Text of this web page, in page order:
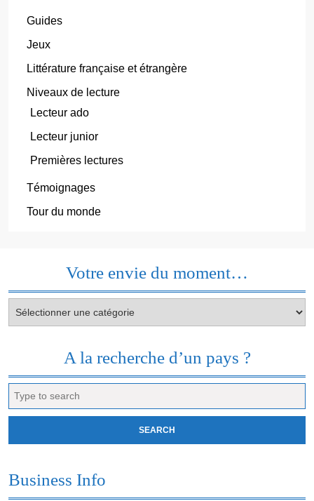
Guides
Jeux
Littérature française et étrangère
Niveaux de lecture
Lecteur ado
Lecteur junior
Premières lectures
Témoignages
Tour du monde
Votre envie du moment…
envie
A la recherche d’un pays ?
for:
Business Info